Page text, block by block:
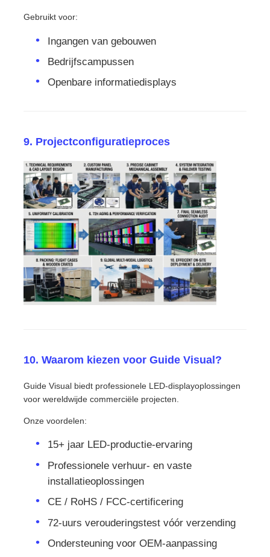
Gebruikt voor:
Ingangen van gebouwen
Bedrijfscampussen
Openbare informatiedisplays
9. Projectconfiguratieproces
10. Waarom kiezen voor Guide Visual?
Guide Visual biedt professionele LED-displayoplossingen
voor wereldwijde commerciële projecten.
Onze voordelen:
15+ jaar LED-productie-ervaring
Professionele verhuur- en vaste
installatieoplossingen
CE / RoHS / FCC-certificering
72-uurs verouderingstest vóór verzending
Ondersteuning voor OEM-aanpassing